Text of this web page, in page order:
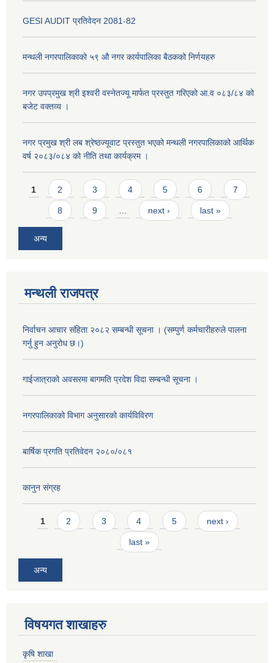
GESI AUDIT प्रतिवेदन 2081-82
मन्थली नगरपालिकाको ५९ औ नगर कार्यपालिका बैठकको निर्णयहरु
नगर उपप्रमुख श्री इश्वरी वस्नेतज्यू मार्फत प्रस्तुत गरिएको आ.व ०८३/८४ को
बजेट वक्तव्य ।
नगर प्रमुख श्री लब श्रेष्ठज्यूवाट प्रस्तुत भएको मन्थली नगरपालिकाको आर्थिक
वर्ष २०८३/०८४ को नीति तथा कार्यक्रम ।
Pages
1 2 3 4 5 6 7
8 9 next › last »
अन्य
मन्थली राजपत्र
निर्वाचन आचार संहिता २०८२ सम्बन्धी सूचना । (सम्पुर्ण कर्मचारीहरुले पालना
गर्नु हुन अनुरोध छ।)
गाईजात्राको अवसरमा बागमति प्रदेश विदा सम्बन्धी सूचना ।
नगरपालिकाको विभाग अनुसारको कार्यविविरण
बार्षिक प्रगति प्रतिवेदन २०८०/०८१
कानुन संग्रह
Pages
1 2 3 4 5 next ›
last »
अन्य
विषयगत शाखाहरु
कृषि शाखा